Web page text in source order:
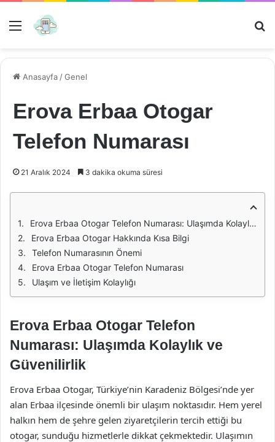
Menü
Anasayfa /Genel
Erova Erbaa Otogar
Telefon Numarası
21 Aralık 2024 3 dakika okuma süresi
Erova Erbaa Otogar Telefon Numarası: Ulaşımda Kolaylık ve Güvenilirlik
Erova Erbaa Otogar Hakkında Kısa Bilgi
Telefon Numarasının Önemi
Erova Erbaa Otogar Telefon Numarası
Ulaşım ve İletişim Kolaylığı
Erova Erbaa Otogar Telefon
Numarası: Ulaşımda Kolaylık ve
Güvenilirlik
Erova Erbaa Otogar, Türkiye’nin Karadeniz Bölgesi’nde yer
alan Erbaa ilçesinde önemli bir ulaşım noktasıdır. Hem yerel
halkın hem de şehre gelen ziyaretçilerin tercih ettiği bu
otogar, sunduğu hizmetlerle dikkat çekmektedir. Ulaşımın